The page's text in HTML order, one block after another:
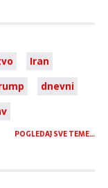
Iran
dnevni
POGLEDAJ SVE TEME…